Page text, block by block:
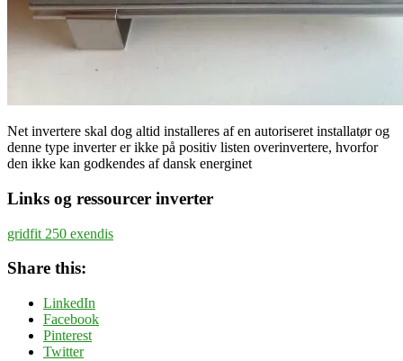
Net invertere skal dog altid installeres af en autoriseret installatør og
denne type inverter er ikke på positiv listen overinvertere, hvorfor
den ikke kan godkendes af dansk energinet
Links og ressourcer inverter
gridfit 250 exendis
Share this:
LinkedIn
Facebook
Pinterest
Twitter